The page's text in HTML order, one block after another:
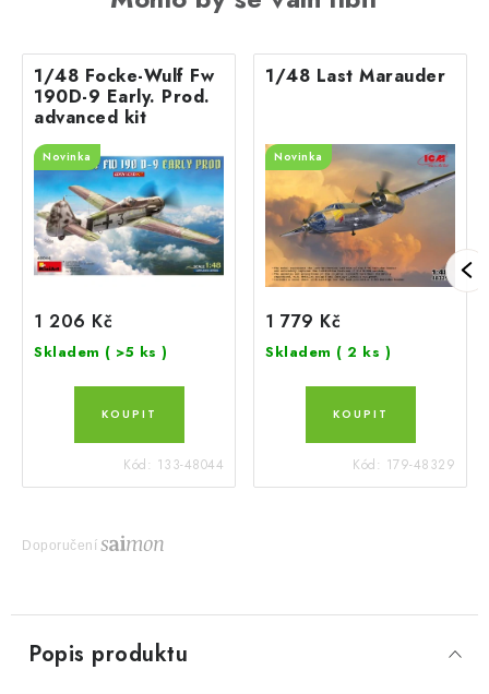
1/48 Focke-Wulf Fw
190D-9 Early. Prod.
advanced kit
Novinka
1 206 Kč
Skladem ( >5 ks )
Kód: 133-48044
1/48 Last Marauder
Novinka
1 779 Kč
Skladem ( 2 ks )
Kód: 179-48329
Doporučení
Popis produktu